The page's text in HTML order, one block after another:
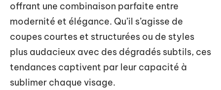
offrant une combinaison parfaite entre
modernité et élégance. Qu’il s’agisse de
coupes courtes et structurées ou de styles
plus audacieux avec des dégradés subtils, ces
tendances captivent par leur capacité à
sublimer chaque visage.